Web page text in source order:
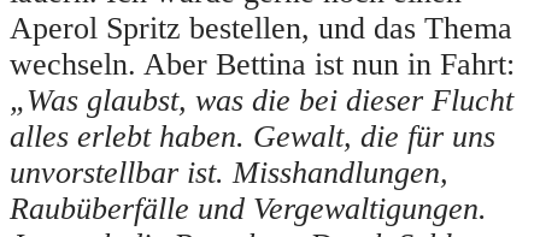
Aperol Spritz bestellen, und das Thema
wechseln. Aber Bettina ist nun in Fahrt:
„Was glaubst, was die bei dieser Flucht
alles erlebt haben. Gewalt, die für uns
unvorstellbar ist. Misshandlungen,
Raubüberfälle und Vergewaltigungen.